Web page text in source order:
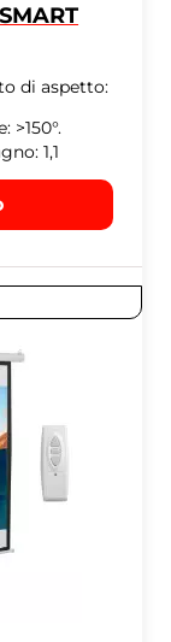
di aspetto:
>150°.
1,1